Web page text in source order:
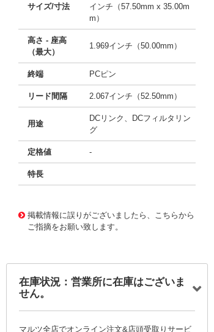
サイズ/寸法
インチ（57.50mm x 35.00m
m）
高さ - 座高
（最大）
1.969インチ（50.00mm）
終端 PCピン
リード間隔 2.067インチ（52.50mm）
用途
DCリンク、DCフィルタリン
グ
定格値 -
特長
掲載情報に誤りがございましたら、こちらから
ご指摘をお願い致します。
在庫状況：営業所に在庫はございま
せん。
マルツ全店でオンライン注文&店頭受取りサービ